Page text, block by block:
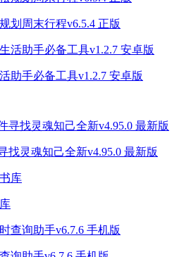
划周末行程v6.5.4 正版
助手必备工具v1.2.7 安卓版
找灵魂知己全新v4.95.0 最新版